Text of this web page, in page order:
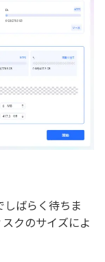
ばらく待ちま
クのサイズによ